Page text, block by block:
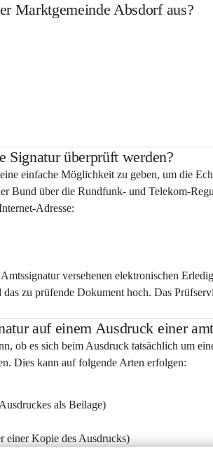
Marktgemeinde Absdorf aus?
Signatur überprüft werden?
einfache Möglichkeit zu geben, um die
Bund über die Rundfunk- und Telekom-
Adresse:
versehenen elektronischen
das zu prüfende Dokument hoch. Das
auf einem Ausdruck einer
ob es sich beim Ausdruck tatsächlich um
Dies kann auf folgende Arten erfolgen:
als Beilage)
einer Kopie des Ausdrucks)